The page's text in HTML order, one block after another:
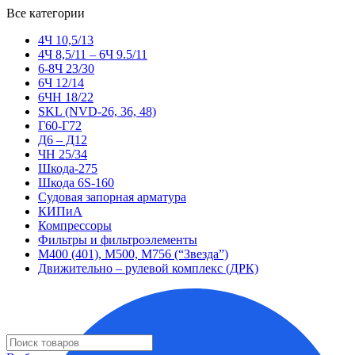
Все категории
4Ч 10,5/13
4Ч 8,5/11 – 6Ч 9.5/11
6-8Ч 23/30
6Ч 12/14
6ЧН 18/22
SKL (NVD-26, 36, 48)
Г60-Г72
Д6 – Д12
ЧН 25/34
Шкода-275
Шкода 6S-160
Судовая запорная арматура
КИПиА
Компрессоры
Фильтры и фильтроэлементы
М400 (401), М500, М756 (“Звезда”)
Движительно – рулевой комплекс (ДРК)